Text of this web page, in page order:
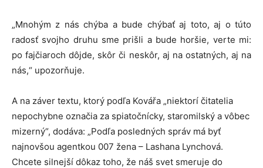
„Mnohým z nás chýba a bude chýbať aj toto, aj o túto
radosť svojho druhu sme prišli a bude horšie, verte mi:
po fajčiaroch dôjde, skôr či neskôr, aj na ostatných, aj na
nás,“ upozorňuje.
A na záver textu, ktorý podľa Kovářa „niektorí čitatelia
nepochybne označia za spiatočnícky, staromilský a vôbec
mizerný“, dodáva: „Podľa posledných správ má byť
najnovšou agentkou 007 žena – Lashana Lynchová.
Chcete silnejší dôkaz toho, že náš svet smeruje do